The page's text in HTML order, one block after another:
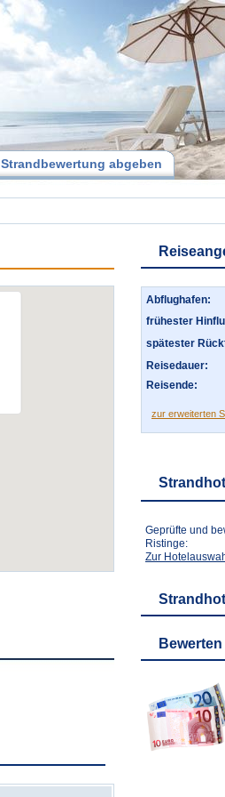
Strandbewertung abgeben
Abflughafen:
frühester
spätester
Reisedauer:
Reisende:
zur erweiterten
Geprüfte und
Ristinge:
Zur